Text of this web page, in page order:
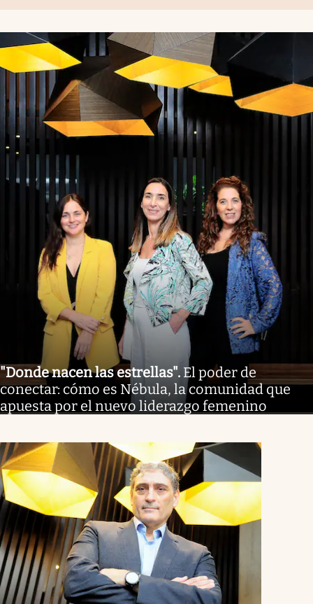
"Donde nacen las estrellas". El poder de
conectar: cómo es Nébula, la comunidad que
apuesta por el nuevo liderazgo femenino